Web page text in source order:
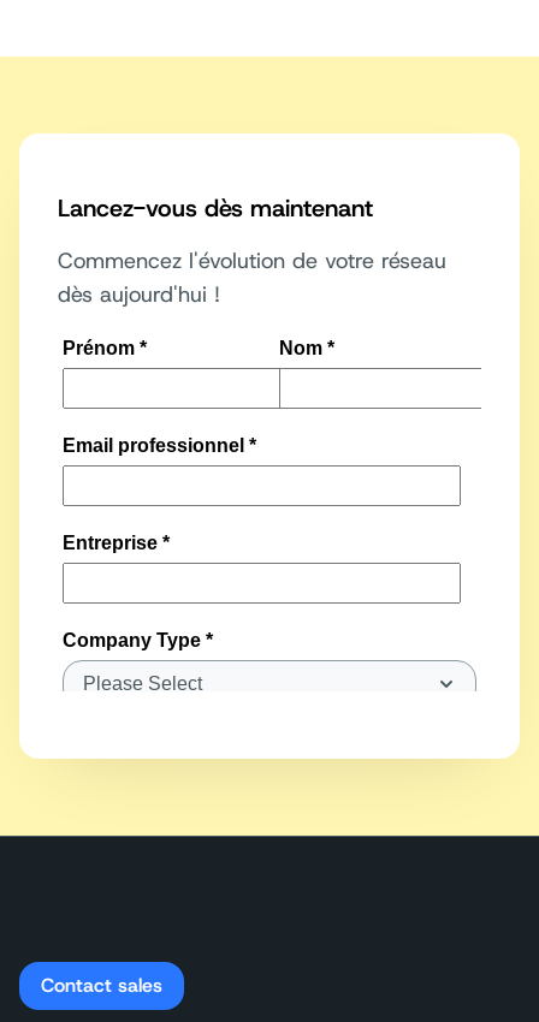
Lancez-vous dès maintenant
Commencez l'évolution de votre réseau
dès aujourd'hui !
Contact sales